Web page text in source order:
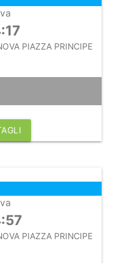
PIAZZA PRINCIPE
PIAZZA PRINCIPE